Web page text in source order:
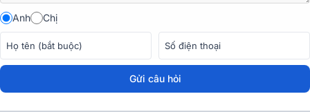
Anh Chị
Gửi câu hỏi